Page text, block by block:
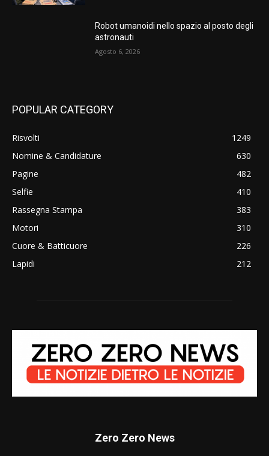
Robot umanoidi nello spazio al posto degli
astronauti
Agosto 6, 2026
POPULAR CATEGORY
Risvolti
1249
Nomine & Candidature
630
Pagine
482
Selfie
410
Rassegna Stampa
383
Motori
310
Cuore & Batticuore
226
Lapidi
212
Zero Zero News